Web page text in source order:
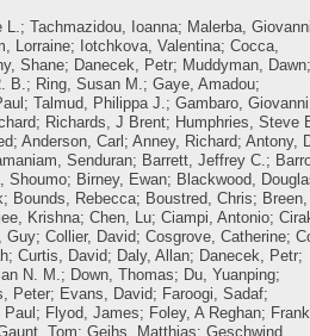
L.; Tachmazidou, Ioanna; Malerba, Giovanni
Lorraine; Iotchkova, Valentina; Cocca,
Shane; Danecek, Petr; Muddyman, Dawn;
B.; Ring, Susan M.; Gaye, Amadou;
; Talmud, Philippa J.; Gambaro, Giovanni
; Richards, J Brent; Humphries, Steve
; Anderson, Carl ; Anney, Richard; Antony,
Senduran; Barrett, Jeffrey C.;
Shoumo; Birney, Ewan; Blackwood,
; Bounds, Rebecca; Boustred, Chris; Breen,
Krishna; Chen, Lu; Ciampi, Antonio;
Guy; Collier, David; Cosgrove, Catherine;
; Curtis, David; Daly, Allan; Danecek, Petr;
N. M.; Down, Thomas; Du, Yuanping;
Peter; Evans, David; Faroogi, Sadaf;
; Flyod, James; Foley, A Reghan;
Tom; Geihs, Matthias; Geschwind,